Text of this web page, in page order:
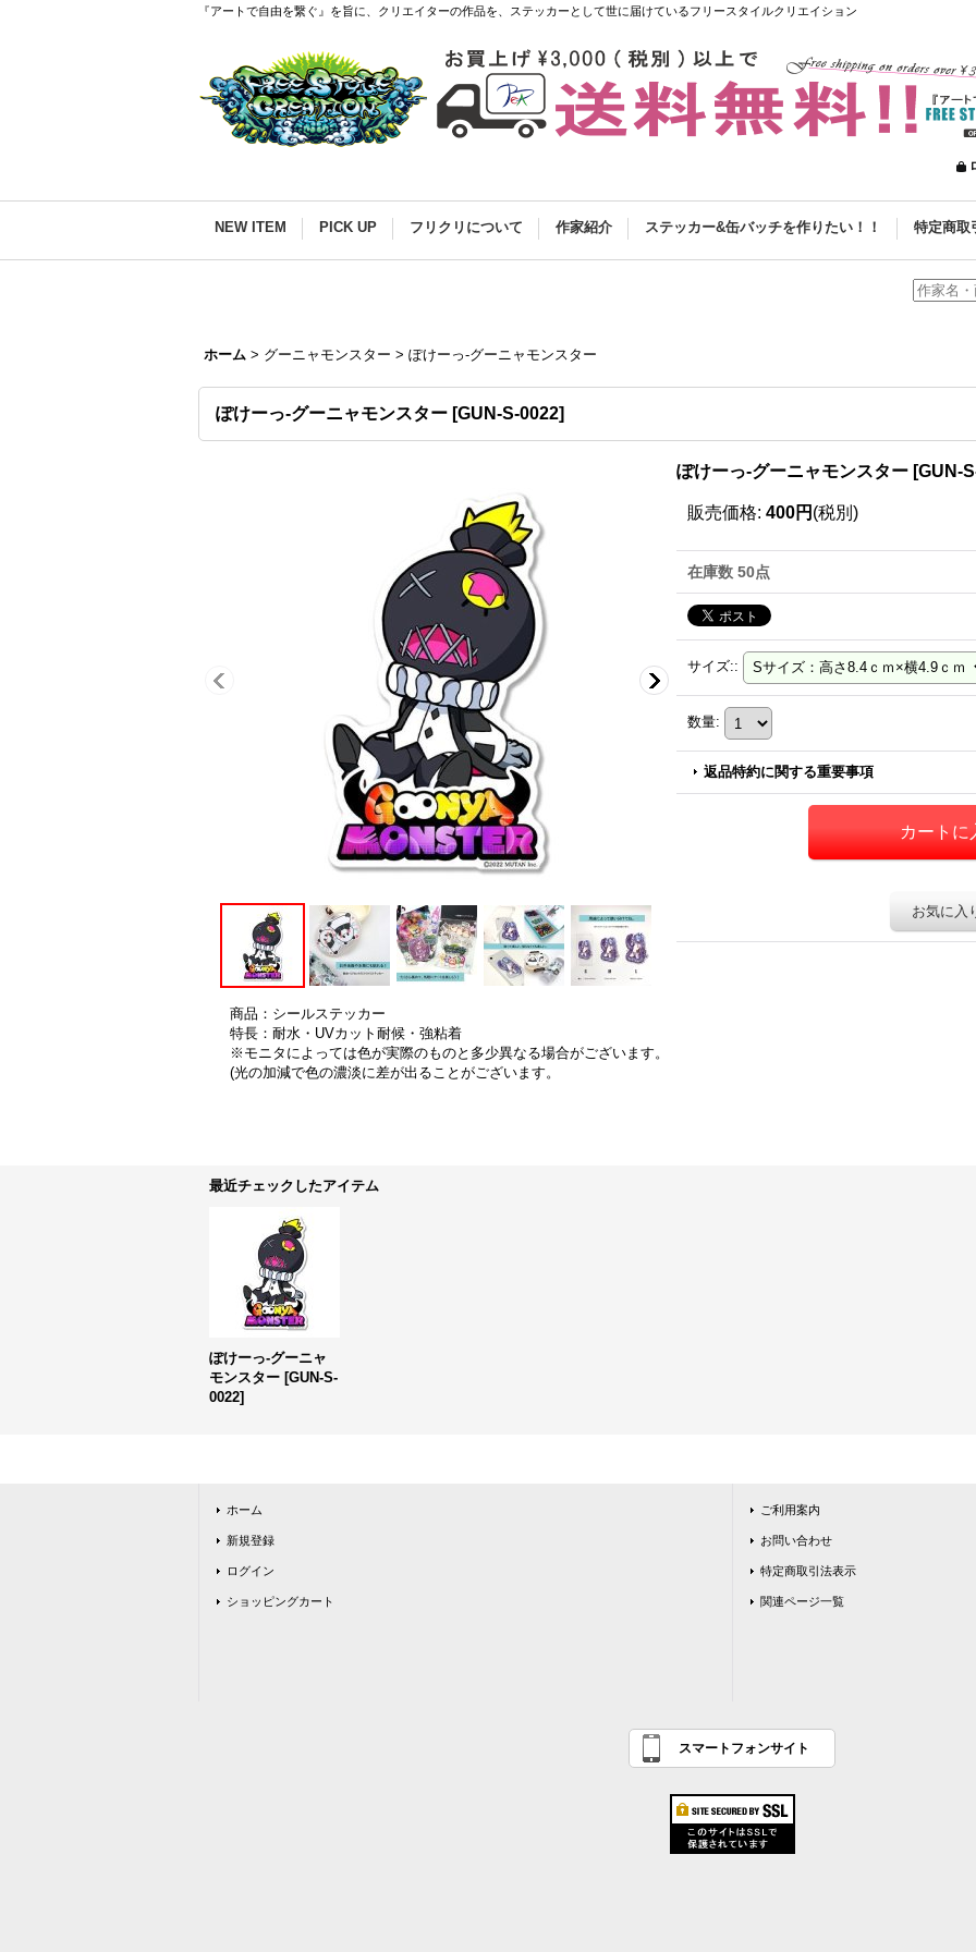
『アートで自由を繋ぐ』を旨に、クリエイターの作品を、ステッカーとして世に届けているフリースタイルクリエイション
NEW ITEM PICK UP フリクリについて 作家紹介 ステッカー&缶バッチを作りたい！！ 特定商取
ホーム > グーニャモンスター > ぽけーっ-グーニャモンスター
ぽけーっ-グーニャモンスター [GUN-S-0022]
ぽけーっ-グーニャモンスター [GUN-
販売価格: 400円 (税別)
在庫数 50点
サイズ::
数量:
返品特約に関する重要事項
お気に入
商品：シールステッカー
特長：耐水・UVカット耐候・強粘着
※モニタによっては色が実際のものと多少異なる場合がございます。
(光の加減で色の濃淡に差が出ることがございます。
最近チェックしたアイテム
ぽけーっ-グーニャ
モンスター [GUN-S-
0022]
ホーム
新規登録
ログイン
ショッピングカート
ご利用案内
お問い合わせ
特定商取引法表示
関連ページ一覧
スマートフォンサイト